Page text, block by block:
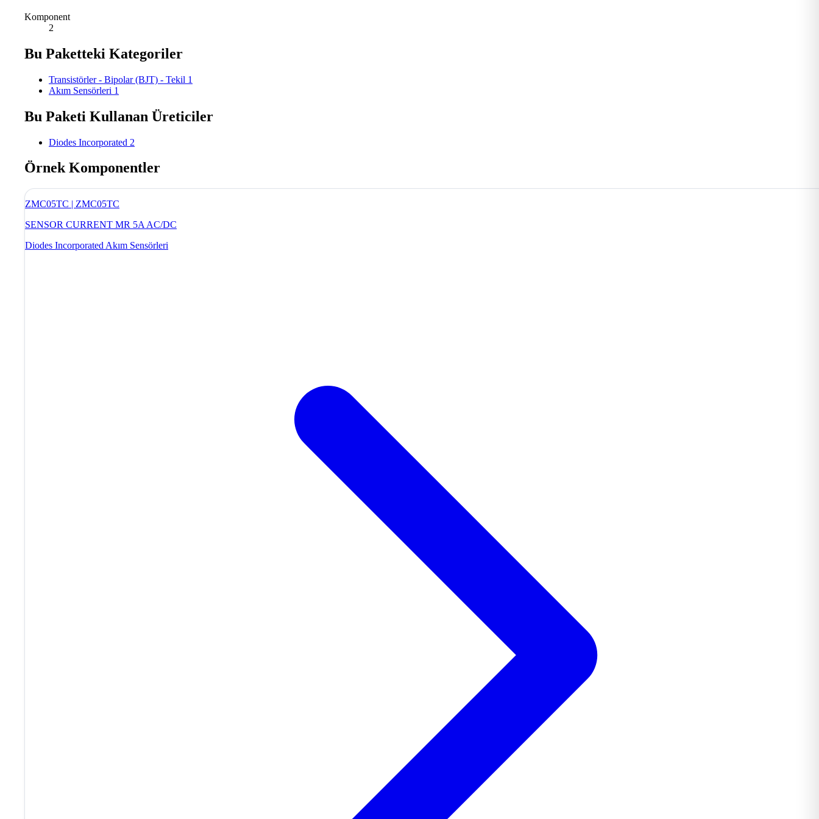
Komponent
2
Bu Paketteki Kategoriler
Transistörler - Bipolar (BJT) - Tekil 1
Akım Sensörleri 1
Bu Paketi Kullanan Üreticiler
Diodes Incorporated 2
Örnek Komponentler
ZMC05TC | ZMC05TC
SENSOR CURRENT MR 5A AC/DC
Diodes Incorporated Akım Sensörleri